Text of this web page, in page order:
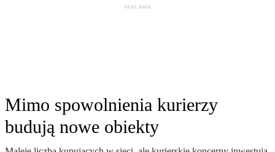
Mimo spowolnienia kurierzy
budują nowe obiekty